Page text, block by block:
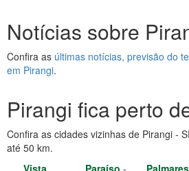
Notícias sobre
Confira as últimas notícias, previsão do
em Pirangi.
Pirangi fica perto
Confira as cidades vizinhas de Pirangi -
até 50 km.
Vista
Paraíso -
Palmares